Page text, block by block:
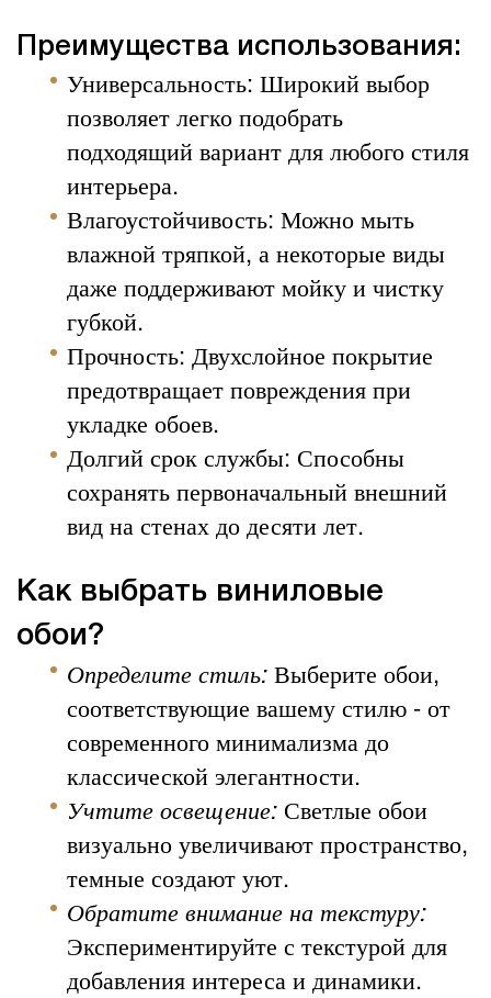
Преимущества использования:
Универсальность: Широкий выбор
позволяет легко подобрать
подходящий вариант для любого стиля
интерьера.
Влагоустойчивость: Можно мыть
влажной тряпкой, а некоторые виды
даже поддерживают мойку и чистку
губкой.
Прочность: Двухслойное покрытие
предотвращает повреждения при
укладке обоев.
Долгий срок службы: Способны
сохранять первоначальный внешний
вид на стенах до десяти лет.
Как выбрать виниловые
обои?
Определите стиль:Выберите обои,
соответствующие вашему стилю - от
современного минимализма до
классической элегантности.
Учтите освещение: Светлые обои
визуально увеличивают пространство,
темные создают уют.
Обратите внимание на текстуру:
Экспериментируйте с текстурой для
добавления интереса и динамики.